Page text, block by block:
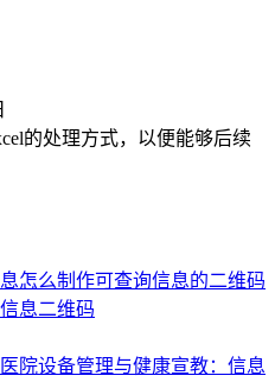
的处理方式，以便能够后续
怎么制作可查询信息的二维码
息二维码
医院设备管理与健康宣教：信息